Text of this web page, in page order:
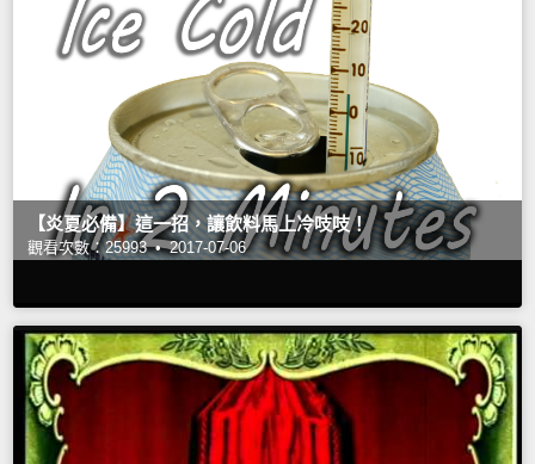
【炎夏必備】這一招，讓飲料馬上冷吱吱！
觀看次數：25993 • 2017-07-06